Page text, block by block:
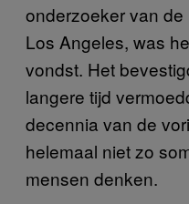
onderzoeker van
Los Angeles, was
vondst. Het
langere tijd
decennia van de
helemaal niet zo
mensen denken.